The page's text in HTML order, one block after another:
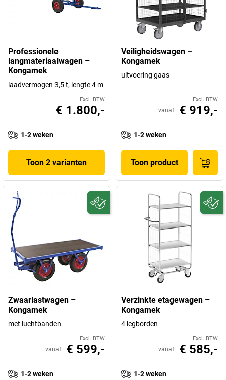
Professionele
langmateriaalwagen –
Kongamek
laadvermogen 3,5 t, lengte 4 m
Excl. BTW
€ 1.800,-
1-2 weken
Toon 2 varianten
Veiligheidswagen –
Kongamek
uitvoering gaas
Excl. BTW
vanaf € 919,-
1-2 weken
Toon product
Zwaarlastwagen –
Kongamek
met luchtbanden
Excl. BTW
vanaf € 599,-
1-2 weken
Verzinkte etagewagen –
Kongamek
4 legborden
Excl. BTW
vanaf € 585,-
1-2 weken